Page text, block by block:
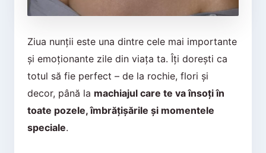
Ziua nunții este una dintre cele mai importante
și emoționante zile din viața ta. Îți dorești ca
totul să fie perfect – de la rochie, flori și
decor, până la machiajul care te va însoți în
toate pozele, îmbrățișările și momentele
speciale.